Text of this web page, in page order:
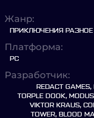
Жанр:
ПРИКЛЮЧЕНИЯ РАЗНОЕ
Платформа:
PC
Разработчик:
REDACT
TORPLE DOOK,
VIKTOR KRAUS,
TOWER, BLOOD